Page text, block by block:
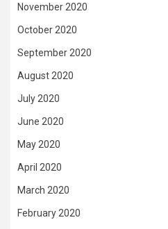
November 2020
October 2020
September 2020
August 2020
July 2020
June 2020
May 2020
April 2020
March 2020
February 2020